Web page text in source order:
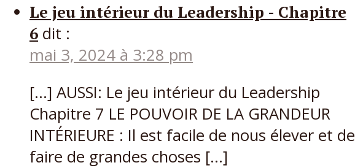
Le jeu intérieur du Leadership - Chapitre
6 dit :
mai 3, 2024 à 3:28 pm
[…] AUSSI: Le jeu intérieur du Leadership
Chapitre 7 LE POUVOIR DE LA GRANDEUR
INTÉRIEURE : Il est facile de nous élever et de
faire de grandes choses […]